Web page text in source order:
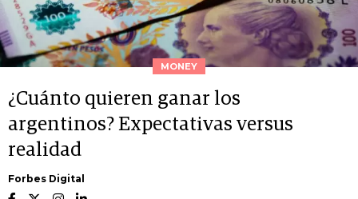
MONEY
¿Cuánto quieren ganar los
argentinos? Expectativas versus
realidad
Forbes Digital